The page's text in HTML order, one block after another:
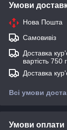
Умови
Нова Пошта
Самовивіз
Доставка
вартість 750
Доставка
Всі умови
Умови оплати